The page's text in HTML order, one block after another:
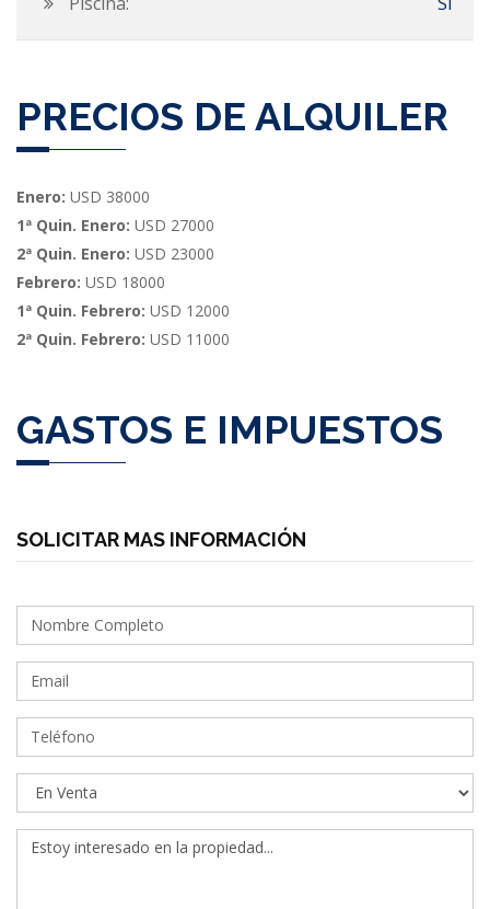
PRECIOS DE ALQUILER
Enero: USD 38000
1ª Quin. Enero: USD 27000
2ª Quin. Enero: USD 23000
Febrero: USD 18000
1ª Quin. Febrero: USD 12000
2ª Quin. Febrero: USD 11000
GASTOS E IMPUESTOS
SOLICITAR MAS INFORMACIÓN